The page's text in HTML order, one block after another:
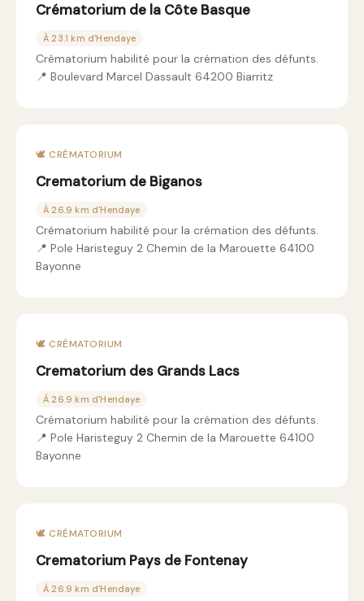
Crématorium de la Côte Basque
À 23.1 km d'Hendaye
Crématorium habilité pour la crémation des défunts.
📍 Boulevard Marcel Dassault 64200 Biarritz
🕊️ CRÉMATORIUM
Crematorium de Biganos
À 26.9 km d'Hendaye
Crématorium habilité pour la crémation des défunts.
📍 Pole Haristeguy 2 Chemin de la Marouette 64100
Bayonne
🕊️ CRÉMATORIUM
Crematorium des Grands Lacs
À 26.9 km d'Hendaye
Crématorium habilité pour la crémation des défunts.
📍 Pole Haristeguy 2 Chemin de la Marouette 64100
Bayonne
🕊️ CRÉMATORIUM
Crematorium Pays de Fontenay
À 26.9 km d'Hendaye